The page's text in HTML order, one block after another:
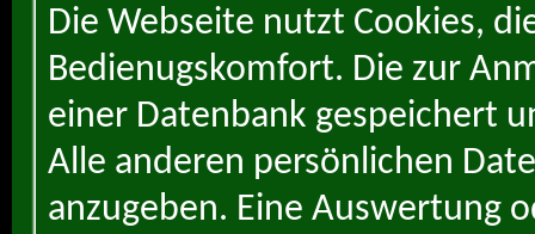
Die Webseite nutzt Cookies,
Bedienugskomfort. Die zur
einer Datenbank gespeichert
Alle anderen persönlichen
anzugeben. Eine Auswertung